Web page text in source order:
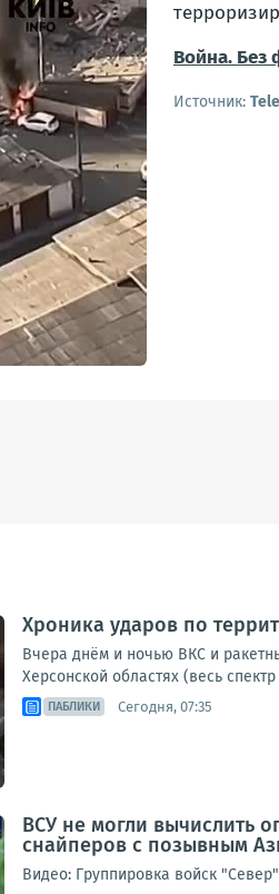
Война. Без
Источник:
Хроника ударов по
Вчера днём и ночью ВКС и
Херсонской областях (весь
ПАБЛИКИ Сегодня, 07:35
ВСУ не могли вычислить
снайперов с позывным
Видео: Группировка войск